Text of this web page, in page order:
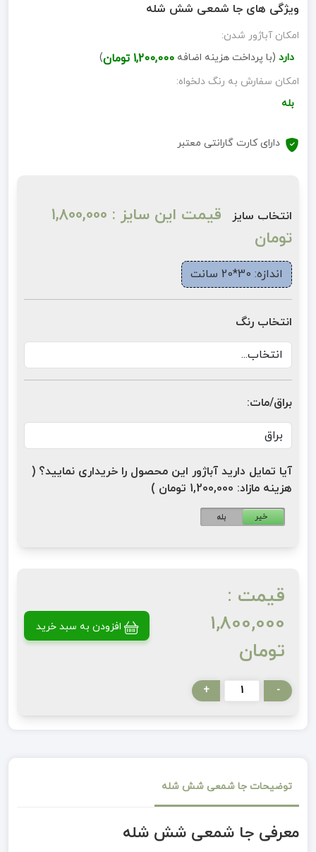
ویژگی های جا شمعی شش شله
امکان آباژور شدن:
دارد (با پرداخت هزینه اضافه 1,200,000 تومان
)
امکان سفارش به رنگ دلخواه:
بله
دارای کارت گارانتی معتبر
انتخاب سایز
قیمت این سایز : 1,800,000
تومان
اندازه: 30*20 سانت
انتخاب رنگ
براق/مات:
آیا تمایل دارید آباژور این محصول را خریداری نمایید؟ (
هزینه مازاد: 1,200,000 تومان )
بله خیر
قیمت :
1,800,000
تومان
افزودن به سبد خرید
-
+
توضیحات جا شمعی شش شله
معرفی جا شمعی شش شله